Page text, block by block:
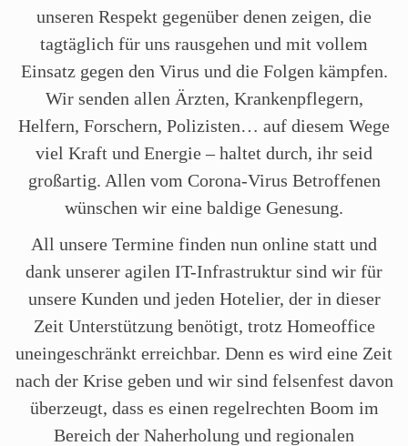
unseren Respekt gegenüber denen zeigen, die
tagtäglich für uns rausgehen und mit vollem
Einsatz gegen den Virus und die Folgen kämpfen.
Wir senden allen Ärzten, Krankenpflegern,
Helfern, Forschern, Polizisten… auf diesem Wege
viel Kraft und Energie – haltet durch, ihr seid
großartig. Allen vom Corona-Virus Betroffenen
wünschen wir eine baldige Genesung.
All unsere Termine finden nun online statt und
dank unserer agilen IT-Infrastruktur sind wir für
unsere Kunden und jeden Hotelier, der in dieser
Zeit Unterstützung benötigt, trotz Homeoffice
uneingeschränkt erreichbar. Denn es wird eine Zeit
nach der Krise geben und wir sind felsenfest davon
überzeugt, dass es einen regelrechten Boom im
Bereich der Naherholung und regionalen